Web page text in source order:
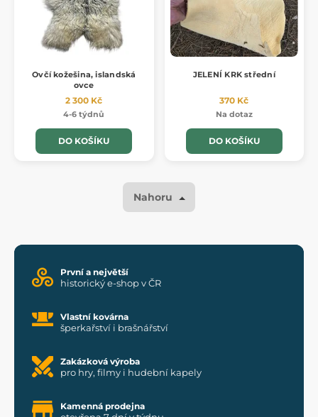
Ovčí kožešina, islandská
ovce
2 300 Kč
4-6 týdnů
DO KOŠÍKU
JELENÍ KRK střední
370 Kč
Na dotaz
DO KOŠÍKU
Nahoru
První a největší
historický e-shop v ČR
Vlastní kovárna
šperkařství i brašnářství
Zakázková výroba
pro hry, filmy i hudební kapely
Kamenná prodejna